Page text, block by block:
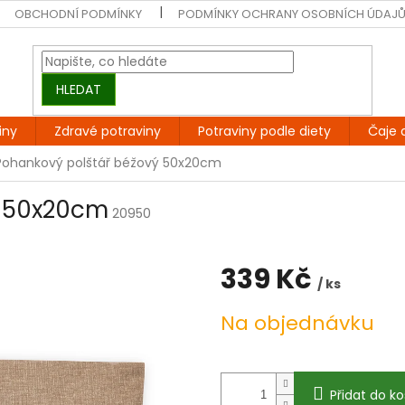
OBCHODNÍ PODMÍNKY PODMÍNKY OCHRANY OSOBNÍCH ÚDAJŮ
HLEDAT
Zdravé potraviny Potraviny podle diety Čaje
polštář béžový 50x20cm
20950
339 Kč / ks
cena:
Na objednávku
Přidat do